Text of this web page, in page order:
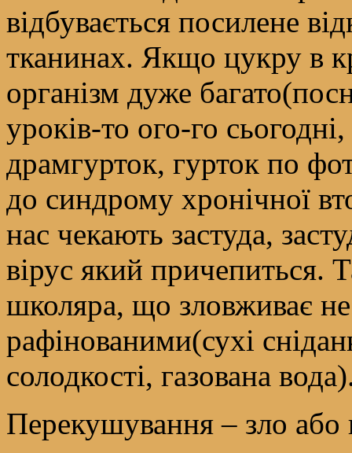
відбувається посилене
тканинах. Якщо цукру в
організм дуже
уроків-то ого-го
драмгурток, гурток по
до синдрому хронічної
нас чекають застуда,
вірус який причепиться.
школяра, що зловживає
рафінованими(сухі
солодкості, газована
Перекушування – зло або